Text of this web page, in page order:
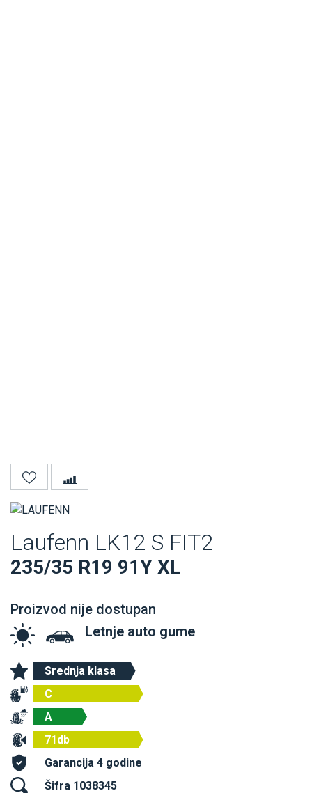
Laufenn LK12 S FIT2
235/35 R19 91Y XL
Proizvod nije dostupan
Letnje auto gume
Srednja klasa
C
A
71db
Garancija 4 godine
Šifra 1038345